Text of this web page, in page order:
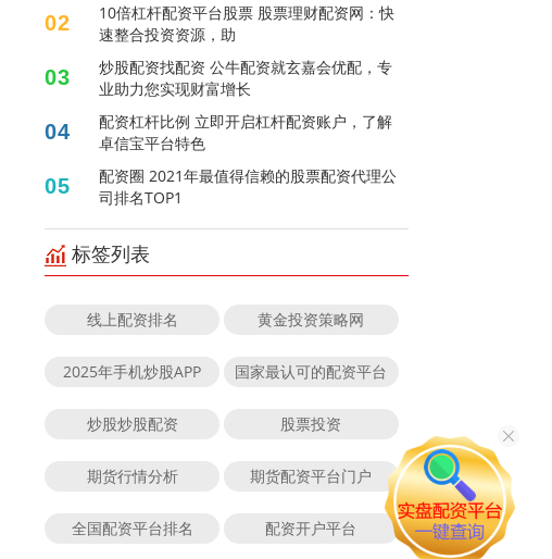
02
10倍杠杆配资平台股票 股票理财配资网：快
速整合投资资源，助
03
炒股配资找配资 公牛配资就玄嘉会优配，专
业助力您实现财富增长
04
配资杠杆比例 立即开启杠杆配资账户，了解
卓信宝平台特色
05
配资圈 2021年最值得信赖的股票配资代理公
司排名TOP1
标签列表
线上配资排名 黄金投资策略网
2025年手机炒股APP 国家最认可的配资平台
炒股炒股配资 股票投资
期货行情分析 期货配资平台门户
全国配资平台排名 配资开户平台